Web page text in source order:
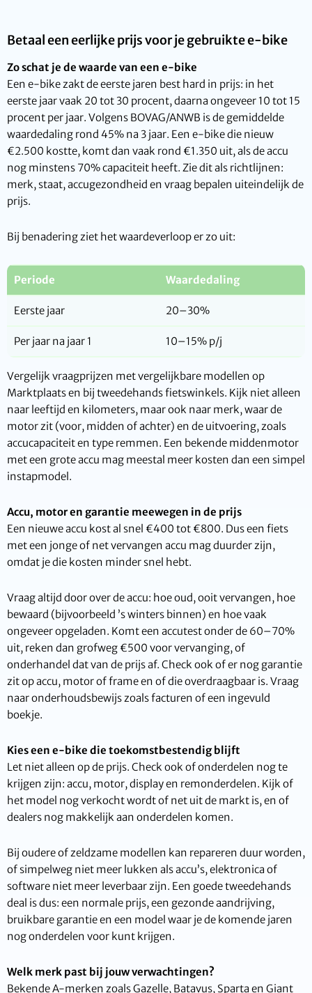
Betaal een eerlijke prijs voor je gebruikte e-bike
Zo schat je de waarde van een e-bike
Een e-bike zakt de eerste jaren best hard in prijs: in het
eerste jaar vaak 20 tot 30 procent, daarna ongeveer 10 tot 15
procent per jaar. Volgens BOVAG/ANWB is de gemiddelde
waardedaling rond 45% na 3 jaar. Een e-bike die nieuw
€2.500 kostte, komt dan vaak rond €1.350 uit, als de accu
nog minstens 70% capaciteit heeft. Zie dit als richtlijnen:
merk, staat, accugezondheid en vraag bepalen uiteindelijk de
prijs.
Bij benadering ziet het waardeverloop er zo uit:
Periode Waardedaling
Eerste jaar 20–30%
Per jaar na jaar 1 10–15% p/j
Vergelijk vraagprijzen met vergelijkbare modellen op
Marktplaats en bij tweedehands fietswinkels. Kijk niet alleen
naar leeftijd en kilometers, maar ook naar merk, waar de
motor zit (voor, midden of achter) en de uitvoering, zoals
accucapaciteit en type remmen. Een bekende middenmotor
met een grote accu mag meestal meer kosten dan een simpel
instapmodel.
Accu, motor en garantie meewegen in de prijs
Een nieuwe accu kost al snel €400 tot €800. Dus een fiets
met een jonge of net vervangen accu mag duurder zijn,
omdat je die kosten minder snel hebt.
Vraag altijd door over de accu: hoe oud, ooit vervangen, hoe
bewaard (bijvoorbeeld ’s winters binnen) en hoe vaak
ongeveer opgeladen. Komt een accutest onder de 60–70%
uit, reken dan grofweg €500 voor vervanging, of
onderhandel dat van de prijs af. Check ook of er nog garantie
zit op accu, motor of frame en of die overdraagbaar is. Vraag
naar onderhoudsbewijs zoals facturen of een ingevuld
boekje.
Kies een e-bike die toekomstbestendig blijft
Let niet alleen op de prijs. Check ook of onderdelen nog te
krijgen zijn: accu, motor, display en remonderdelen. Kijk of
het model nog verkocht wordt of net uit de markt is, en of
dealers nog makkelijk aan onderdelen komen.
Bij oudere of zeldzame modellen kan repareren duur worden,
of simpelweg niet meer lukken als accu’s, elektronica of
software niet meer leverbaar zijn. Een goede tweedehands
deal is dus: een normale prijs, een gezonde aandrijving,
bruikbare garantie en een model waar je de komende jaren
nog onderdelen voor kunt krijgen.
Welk merk past bij jouw verwachtingen?
Bekende A-merken zoals Gazelle, Batavus, Sparta en Giant